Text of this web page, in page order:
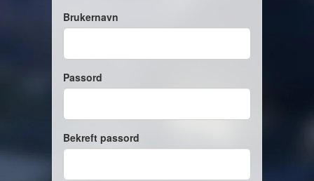
Brukernavn
Passord
Bekreft passord